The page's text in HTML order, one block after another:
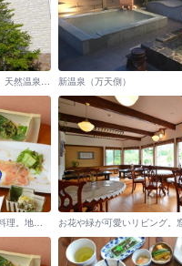
【外観】JR霧島神宮駅より車で約3分。天然温泉、手作りの創作料理をお愉しみいただけるプチホテルです。 新温泉（万天側）
【夕食一例】手作りの和洋折衷の創作料理。地産地消、旬を大事にしたお料理の数々をご堪能下さい。